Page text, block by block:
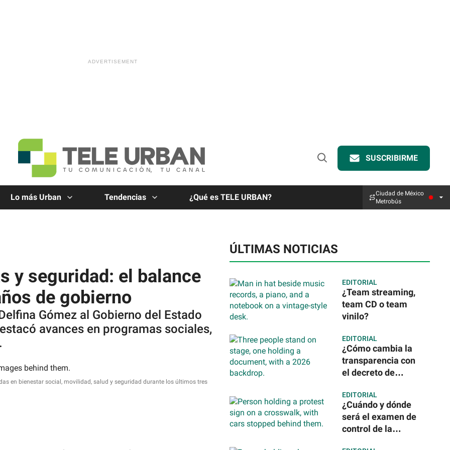
Open
SUSCRIBIRME
Lo más Urban Tendencias ¿Qué es TELE URBAN?
Ciudad de México
Metrobús
y seguridad: el balance
de gobierno
Gómez al Gobierno del Estado
avances en programas sociales,
en bienestar social, movilidad, salud y seguridad durante los últimos tres
ÚLTIMAS NOTICIAS
EDITORIAL
¿Team streaming,
team CD o team
vinilo?
EDITORIAL
¿Cómo cambia la
transparencia con
el decreto de
Sheinbaum? Todo
lo que debes saber
EDITORIAL
¿Cuándo y dónde
será el examen de
control de la